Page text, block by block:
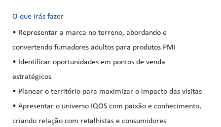
O que irás fazer
• Representar a marca no terreno, abordando e
convertendo fumadores adultos para produtos PMI
• Identificar oportunidades em pontos de venda
estratégicos
• Planear o território para maximizar o impacto das visitas
• Apresentar o universo IQOS com paixão e conhecimento,
criando relação com retalhistas e consumidores